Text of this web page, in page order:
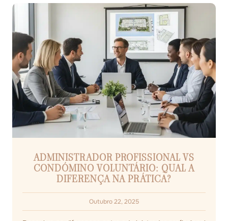
ADMINISTRADOR PROFISSIONAL VS
CONDÓMINO VOLUNTÁRIO: QUAL A
DIFERENÇA NA PRÁTICA?
Outubro 22, 2025